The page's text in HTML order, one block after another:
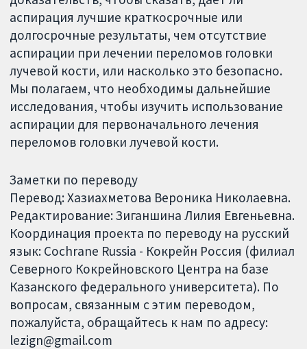
аспирация лучшие краткосрочные или
долгосрочные результаты, чем отсутствие
аспирации при лечении переломов головки
лучевой кости, или насколько это безопасно.
Мы полагаем, что необходимы дальнейшие
исследования, чтобы изучить использование
аспирации для первоначального лечения
переломов головки лучевой кости.
Заметки по переводу
Перевод: Хазиахметова Вероника Николаевна.
Редактирование: Зиганшина Лилия Евгеньевна.
Координация проекта по переводу на русский
язык: Cochrane Russia - Кокрейн Россия (филиал
Северного Кокрейновского Центра на базе
Казанского федерального университета). По
вопросам, связанным с этим переводом,
пожалуйста, обращайтесь к нам по адресу:
lezign@gmail.com